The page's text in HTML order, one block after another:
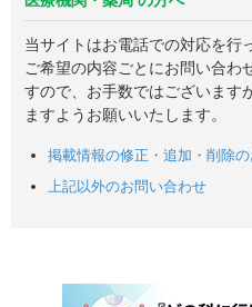
当サイトはお電話での対応を行
ご希望の内容ごとにお問い合わ
すので、お手数ではございます
ますようお願いいたします。
掲載情報の修正・追加・削除
上記以外のお問い合わせ